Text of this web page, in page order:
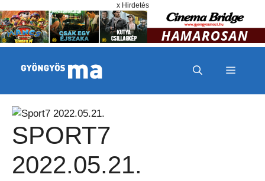
x Hirdetés
MENÜ
SPORT7
2022.05.21.